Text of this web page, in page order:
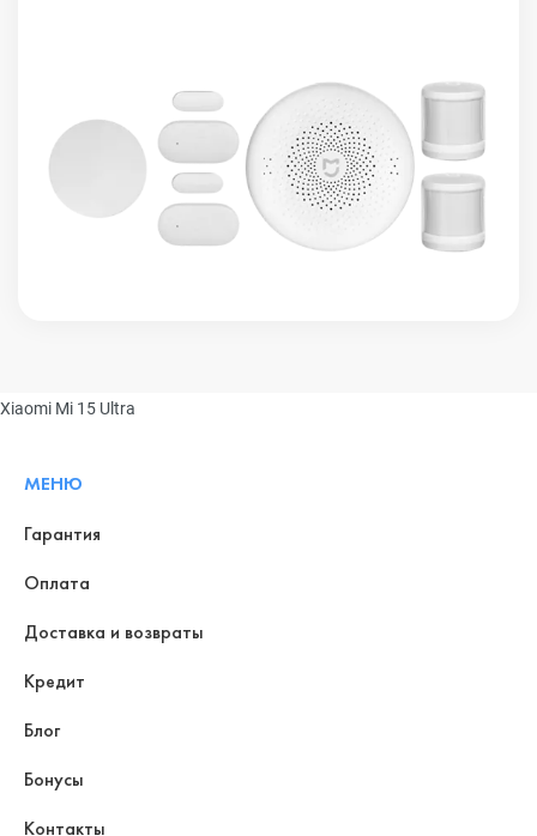
Xiaomi Mi 15 Ultra
МЕНЮ
Гарантия
Оплата
Доставка и возвраты
Кредит
Блог
Бонусы
Контакты